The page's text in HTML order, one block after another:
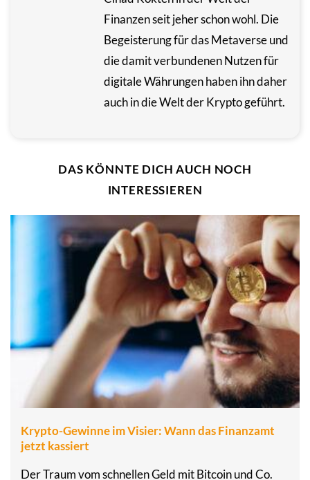
Finanzen seit jeher schon wohl. Die
Begeisterung für das Metaverse und
die damit verbundenen Nutzen für
digitale Währungen haben ihn daher
auch in die Welt der Krypto geführt.
DAS KÖNNTE DICH AUCH NOCH
INTERESSIEREN
Krypto-Gewinne im Visier: Wann das Finanzamt
jetzt kassiert
Der Traum vom schnellen Geld mit Bitcoin und Co.